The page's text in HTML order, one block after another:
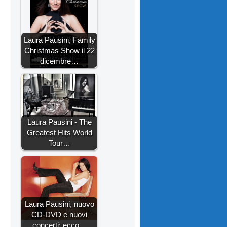
Laura Pausini, Family
Christmas Show il 22
dicembre…
Laura Pausini - The
Greatest Hits World
Tour…
Laura Pausini, nuovo
CD-DVD e nuovi